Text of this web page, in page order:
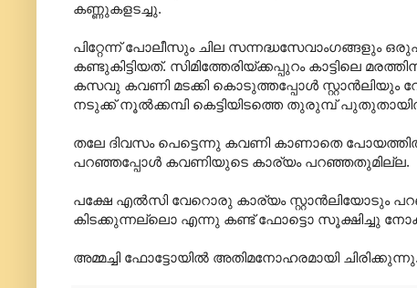
കണ്ണുകളടച്ചു.
പിറ്റേന്ന് പോലീസും ചില സന്നദ്ധസേവാംഗങ്ങളും
കണ്ടുകിട്ടിയത്. സിമിത്തേരിയ്ക്കപ്പുറം കാട്ടിലെ
കസവു കവണി മടക്കി കൊടുത്തപ്പോൾ സ്റ്റാൻലിയും
നടുക്ക് നൂൽക്കമ്പി കെട്ടിയിടത്തെ തുരുമ്പ്
തലേ ദിവസം പെട്ടെന്നു കവണി കാണാതെ
പറഞ്ഞപ്പോൾ കവണിയുടെ കാര്യം പറഞ്ഞതുമില്ല.
പക്ഷേ എൽസി വേറൊരു കാര്യം സ്റ്റാൻലിയോടും
കിടക്കുന്നല്ലൊ എന്നു കണ്ട് ഫോട്ടൊ സൂക്ഷിച്ചു
അമ്മച്ചി ഫോട്ടോയിൽ അതിമനോഹരമായി ചിരിക്കുന്നു.